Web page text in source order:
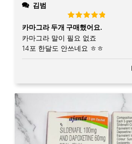
김범
Rated5out
of 5
카마그라 두개 구매했어요.
카마그라 말이 필요 없죠
14포 한달도 안쓰네요 ㅎㅎ